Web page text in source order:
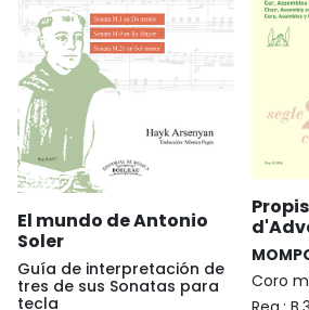
El mundo de Antonio
Soler
Guía de interpretación de
tres de sus Sonatas para
tecla
Coro